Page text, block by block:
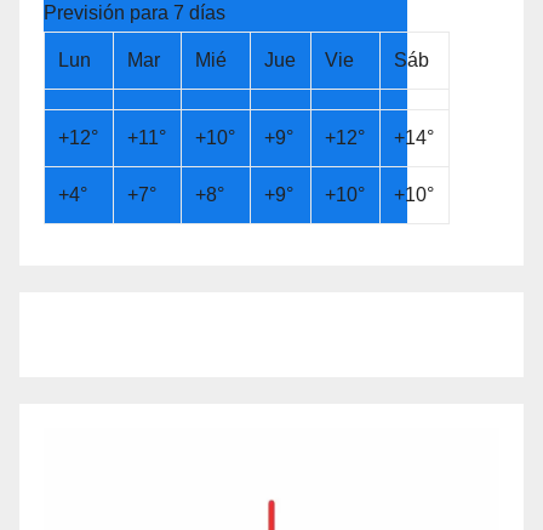
Previsión para 7 días
Lun Mar Mié Jue Vie Sáb
+12° +11° +10° +9° +12° +14°
+4° +7° +8° +9° +10° +10°